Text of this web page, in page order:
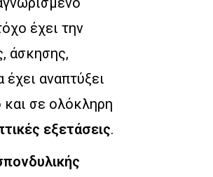
έχει την
άσκησης,
αναπτύξει
και σε ολόκληρη
εξετάσεις.